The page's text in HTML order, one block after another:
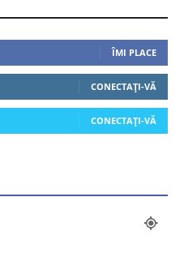
ÎMI PLACE
CONECTAȚI-VĂ
CONECTAȚI-VĂ